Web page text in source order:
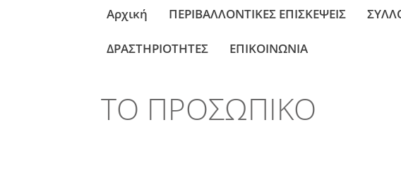
Μετάβαση
στο
περιεχόμενο
Αρχική ΠΕΡΙΒΑΛΛΟΝΤΙΚΕΣ ΕΠΙΣΚΕΨΕΙΣ
ΔΡΑΣΤΗΡΙΟΤΗΤΕΣ ΕΠΙΚΟΙΝΩΝΙΑ
ΤΟ ΠΡΟΣΩΠΙΚΟ